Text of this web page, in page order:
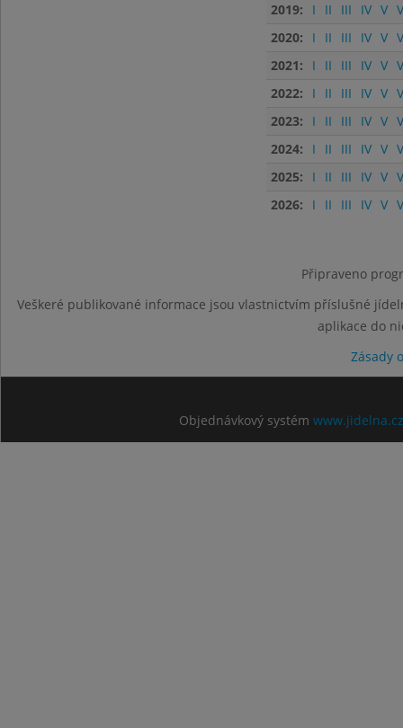
2019:
I II III IV V
2020:
I II III IV V
2021:
I II III IV V
2022:
I II III IV V
2023:
I II III IV V
2024:
I II III IV V
2025:
I II III IV V
2026:
I II III IV V
Připraveno
Veškeré publikované informace jsou vlastnictvím příslušné
aplikace do
Zásady
Objednávkový systém www.jidelna.cz